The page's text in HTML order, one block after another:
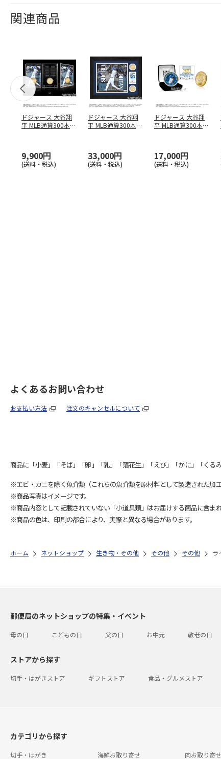
関連商品
ドジャース 大谷翔
平 MLB通算300本塁
9,900円
(送料・税込)
ドジャース 大谷翔
平 MLB通算300本塁
33,000円
(送料・税込)
ドジャース 大谷翔
平 MLB通算300本塁
17,000円
(送料・税込)
よくあるお問い合わせ
お支払い方法 注文のキャンセルについて
商品に「小麦」「そば」「卵」「乳」「落花生」「えび」「かに」「くる
※エビ・カニを除く魚介類（これらの魚介類を原材料として製造された加
※商品写真はイメージです。
※商品内容として記載されていない「小道具類」はお届けする商品に含まれ
※商品の色は、印刷の都合により、実際と異なる場合があります。
ホーム ネットショップ 生き物・その他 その他 その他 ラ
郵便局のネットショップの特集・イベント
母の日 こどもの日 父の日 お中元 敬老の日
ストアから探す
切手・はがきストア ギフトストア 食品・グルメストア
カテゴリから探す
切手・はがき 海鮮お取り寄せ 肉お取り寄せ